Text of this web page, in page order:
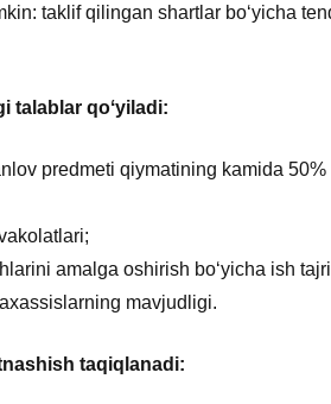
taklif qilingan shartlar boʻyicha
talablar qoʻyiladi:
predmeti qiymatining kamida
amalga oshirish boʻyicha ish
mavjudligi.
taqiqlanadi: